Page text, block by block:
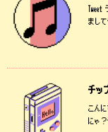
Tweet
まし
チッ
こん
にゃ